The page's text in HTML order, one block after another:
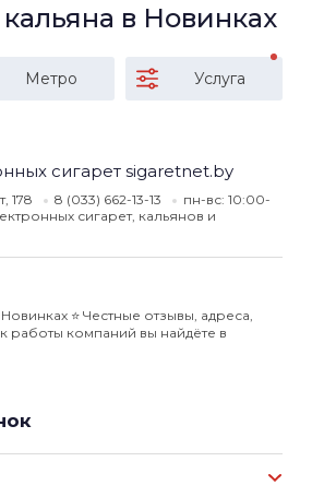
в Новинках
Метро Услуга
сигарет sigaretnet.by
178 8 (033) 662-13-13
пн-вс: 10:00-
сигарет, кальянов и
⭐️ Честные отзывы, адреса,
компаний вы найдёте в